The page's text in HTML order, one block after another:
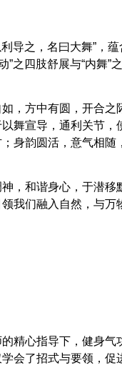
导之，名曰大舞”，
”之四肢舒展与“内舞”
，方中有圆，开合之
舞宣导，通利关节，
身韵圆活，意气相随
，和谐身心，于潜移
我们融入自然，与万
精心指导下，健身气
会了招式与要领，促